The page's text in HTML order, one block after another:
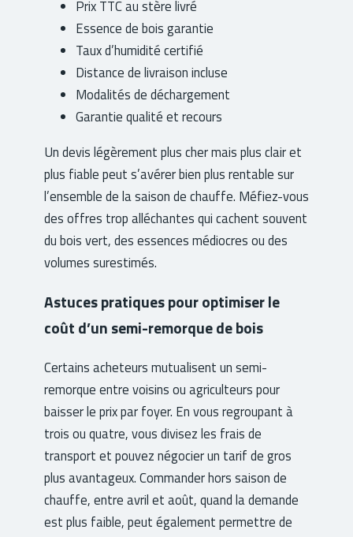
Prix TTC au stère livré
Essence de bois garantie
Taux d’humidité certifié
Distance de livraison incluse
Modalités de déchargement
Garantie qualité et recours
Un devis légèrement plus cher mais plus clair et
plus fiable peut s’avérer bien plus rentable sur
l’ensemble de la saison de chauffe. Méfiez-vous
des offres trop alléchantes qui cachent souvent
du bois vert, des essences médiocres ou des
volumes surestimés.
Astuces pratiques pour optimiser le
coût d’un semi-remorque de bois
Certains acheteurs mutualisent un semi-
remorque entre voisins ou agriculteurs pour
baisser le prix par foyer. En vous regroupant à
trois ou quatre, vous divisez les frais de
transport et pouvez négocier un tarif de gros
plus avantageux. Commander hors saison de
chauffe, entre avril et août, quand la demande
est plus faible, peut également permettre de